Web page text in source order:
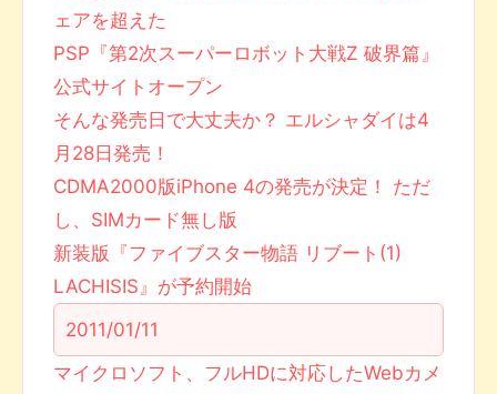
ェアを超えた
PSP『第2次スーパーロボット大戦Z 破界篇』
公式サイトオープン
そんな発売日で大丈夫か？ エルシャダイは4
月28日発売！
CDMA2000版iPhone 4の発売が決定！ ただ
し、SIMカード無し版
新装版『ファイブスター物語 リブート(1)
LACHISIS』が予約開始
2011/01/11
マイクロソフト、フルHDに対応したWebカメ